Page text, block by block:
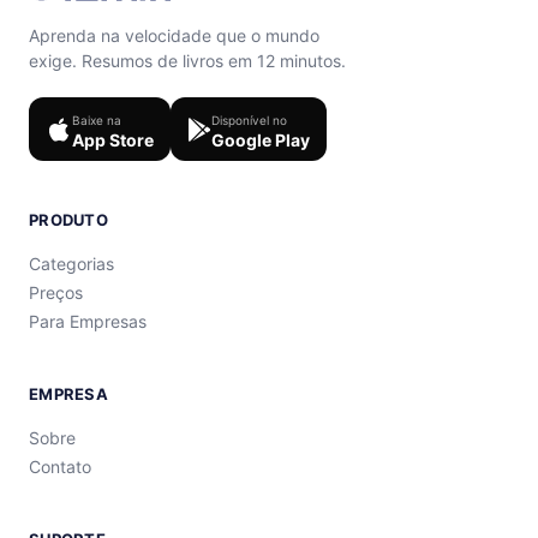
Aprenda na velocidade que o mundo
exige. Resumos de livros em 12 minutos.
Baixe na
App Store
Disponível no
Google Play
PRODUTO
Categorias
Preços
Para Empresas
EMPRESA
Sobre
Contato